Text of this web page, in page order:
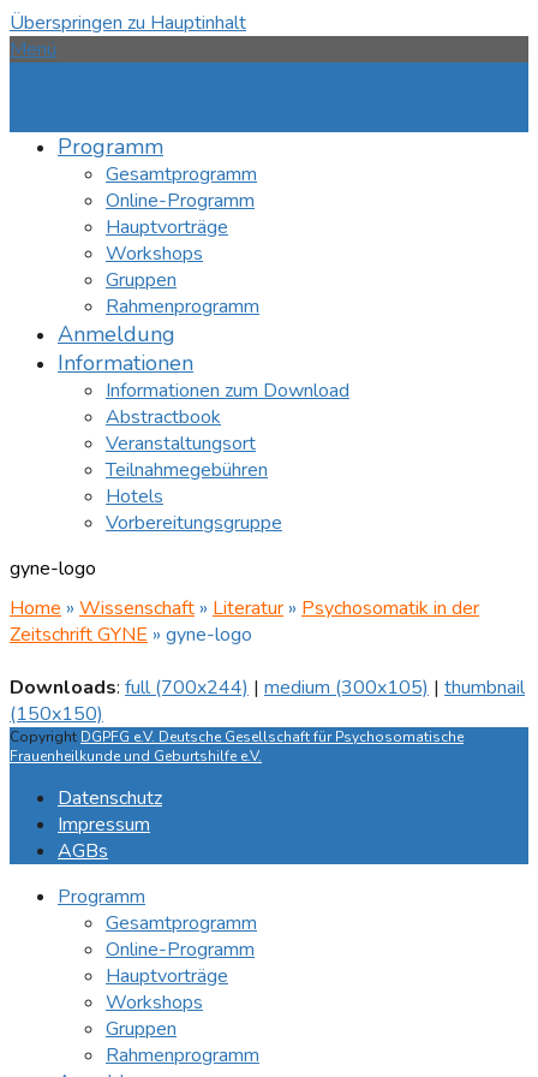
Überspringen zu Hauptinhalt
Menü
Programm
Gesamtprogramm
Online-Programm
Hauptvorträge
Workshops
Gruppen
Rahmenprogramm
Anmeldung
Informationen
Informationen zum Download
Abstractbook
Veranstaltungsort
Teilnahmegebühren
Hotels
Vorbereitungsgruppe
gyne-logo
Home » Wissenschaft » Literatur » Psychosomatik in der
Zeitschrift GYNE » gyne-logo
Downloads: full (700x244) | medium (300x105) | thumbnail
(150x150)
Copyright DGPFG e.V. Deutsche Gesellschaft für Psychosomatische
Frauenheilkunde und Geburtshilfe e.V.
Datenschutz
Impressum
AGBs
Programm
Gesamtprogramm
Online-Programm
Hauptvorträge
Workshops
Gruppen
Rahmenprogramm